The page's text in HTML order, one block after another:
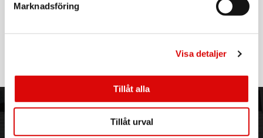
Marknadsföring
Visa detaljer
Tillåt alla
Tillåt urval
- Sladdlängd: 1m
CHMB100EB
Rek: 219,00 kr
3PL
Allmänna villkor